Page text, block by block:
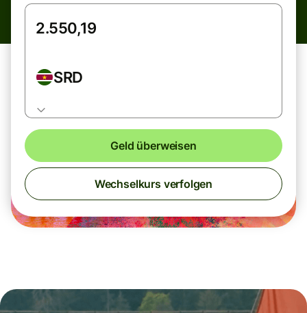
SRD
Geld überweisen
Wechselkurs verfolgen